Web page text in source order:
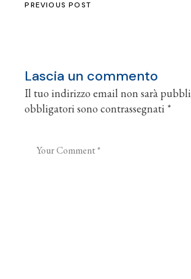
PREVIOUS POST
Lascia un commento
Il tuo indirizzo email non sarà
obbligatori sono contrassegnati *